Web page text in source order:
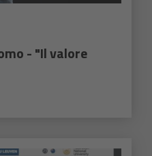
- "Il valore